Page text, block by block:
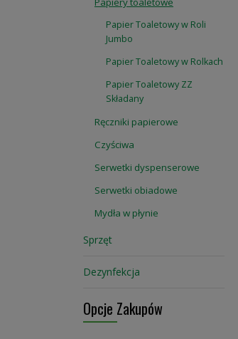
Papier Toaletowy w Roli
Jumbo
Papier Toaletowy w Rolkach
Papier Toaletowy ZZ
Składany
Ręczniki papierowe
Czyściwa
Serwetki dyspenserowe
Serwetki obiadowe
Mydła w płynie
Sprzęt
Dezynfekcja
Opcje Zakupów